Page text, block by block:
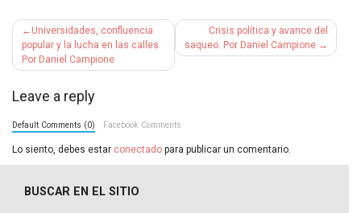
Navegación
de
entradas
Universidades, confluencia
popular y la lucha en las calles.
Por Daniel Campione
Crisis política y avance del
saqueo. Por Daniel Campione
Leave a reply
Default Comments (0) Facebook Comments
Lo siento, debes estar conectado para publicar un comentario.
BUSCAR EN EL SITIO